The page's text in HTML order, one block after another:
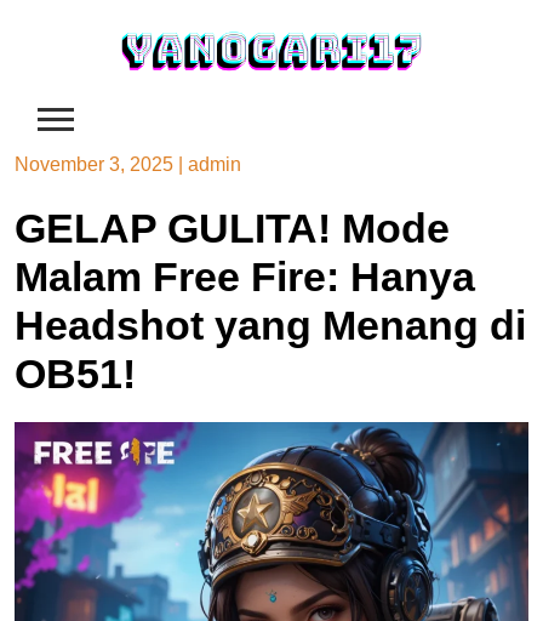
November 3, 2025 admin
GELAP GULITA! Mode
Malam Free Fire: Hanya
Headshot yang Menang di
OB51!